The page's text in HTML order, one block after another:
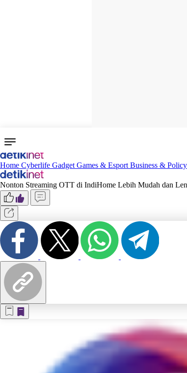
Home Cyberlife Gadget Games & Esport Business & Policy
Nonton Streaming OTT di IndiHome Lebih Mudah dan